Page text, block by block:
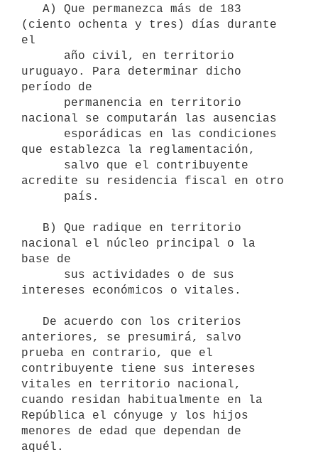
(ciento ochenta y tres) días durante
el
uruguayo. Para determinar dicho
período de
nacional se computarán las ausencias
que establezca la reglamentación,
acredite su residencia fiscal en otro
nacional el núcleo principal o la
base de
intereses económicos o vitales.
anteriores, se presumirá, salvo
prueba en contrario, que el
contribuyente tiene sus intereses
vitales en territorio nacional,
cuando residan habitualmente en la
República el cónyuge y los hijos
menores de edad que dependan de
aquél.